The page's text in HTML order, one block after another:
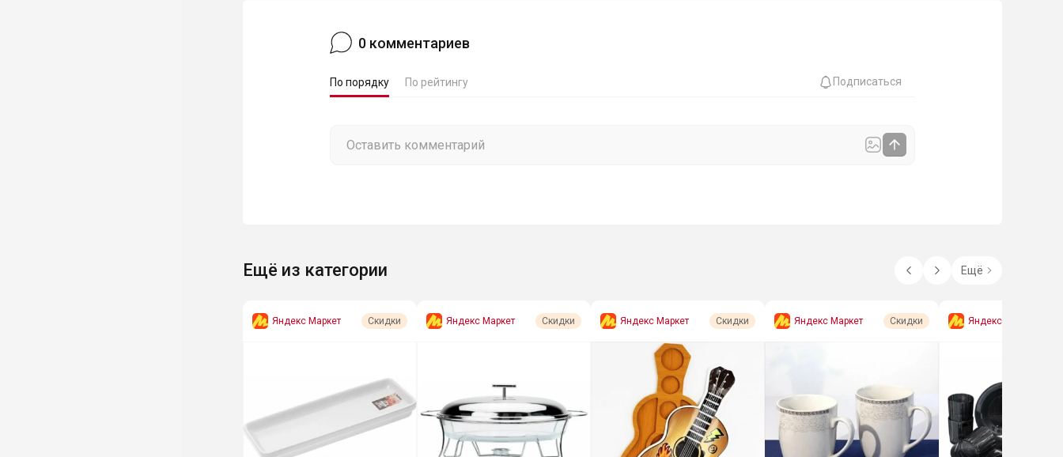
0 комментариев
По порядку По рейтингу Подписаться
Ещё из категории Ещё
Яндекс Маркет Скидки Яндекс Маркет Скидки Яндекс Маркет Скидки Яндекс Маркет Скидки Яндекс Маркет